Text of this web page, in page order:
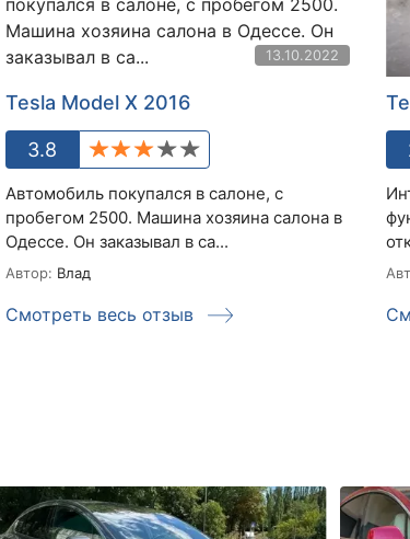
13.10.2022
Tesla Model X 2016
3.8
Автомобиль покупался в салоне, с
пробегом 2500. Машина хозяина салона в
Одессе. Он заказывал в са...
Автор: Влад
Смотреть весь отзыв